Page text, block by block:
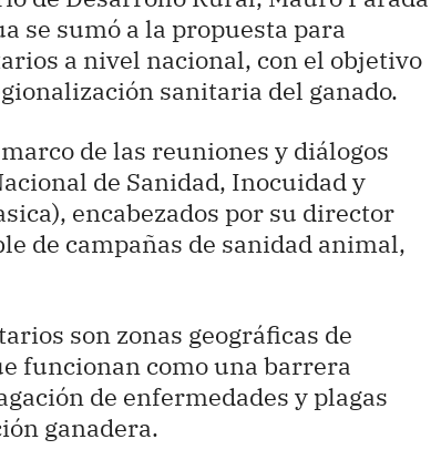
se sumó a la propuesta para
a nivel nacional, con el objetivo
sanitaria del ganado.
de las reuniones y diálogos
de Sanidad, Inocuidad y
encabezados por su director
de campañas de sanidad animal,
son zonas geográficas de
funcionan como una barrera
de enfermedades y plagas
ganadera.